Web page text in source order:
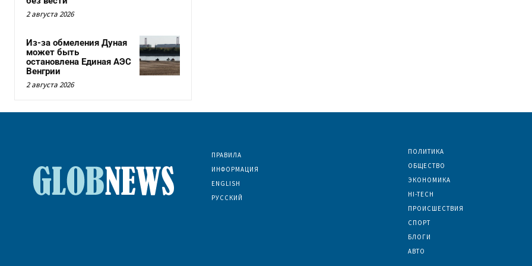
2 августа 2026
Из-за обмеления Дуная
может быть
остановлена Единая АЭС
Венгрии
2 августа 2026
ПРАВИЛА
ИНФОРМАЦИЯ
ENGLISH
РУССКИЙ
ПОЛИТИКА
ОБЩЕСТВО
ЭКОНОМИКА
HI-TECH
ПРОИСШЕСТВИЯ
СПОРТ
БЛОГИ
АВТО